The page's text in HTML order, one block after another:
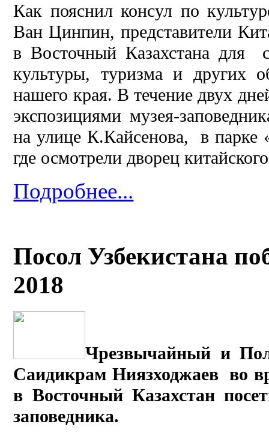
Как пояснил консул по
Ван Цинпин, представители
в Восточный Казахстана для
культуры, туризма и других
нашего края. В течение двух
экспозициями музея-
на улице К.Кайсенова, в парке
где осмотрели дворец
Подробнее...
Посол Узбекистана
2018
Чрезвычайный и
Саидикрам Ниязходжаев во
в Восточный Казахстан
заповедника.